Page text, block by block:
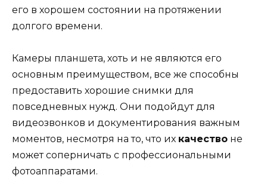
его в хорошем состоянии на протяжении
долгого времени.
Камеры планшета, хоть и не являются его
основным преимуществом, все же способны
предоставить хорошие снимки для
повседневных нужд. Они подойдут для
видеозвонков и документирования важным
моментов, несмотря на то, что их качество не
может соперничать с профессиональными
фотоаппаратами.